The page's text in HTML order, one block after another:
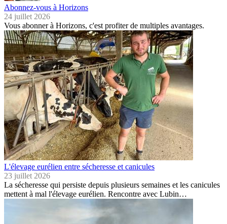
Abonnez-vous à Horizons
24 juillet 2026
Vous abonner à Horizons, c'est profiter de multiples avantages.
L'élevage eurélien entre sécheresse et canicules
23 juillet 2026
La sécheresse qui persiste depuis plusieurs semaines et les canicules
mettent à mal l'élevage eurélien. Rencontre avec Lubin…